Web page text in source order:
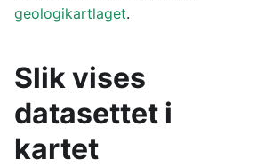
geologikartlaget.
Slik vises
datasettet i
kartet